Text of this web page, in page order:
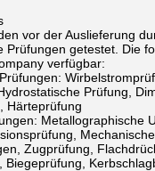
vor der Auslieferung
Prüfungen getestet. Die
verfügbar:
Prüfung,
Härteprüfung
Metallographische
Mechanische
Zugprüfung,
Biegeprüfung,